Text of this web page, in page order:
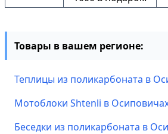
Товары в вашем регионе:
Теплицы из поликарбоната в
Мотоблоки Shtenli в
Беседки из поликарбоната в